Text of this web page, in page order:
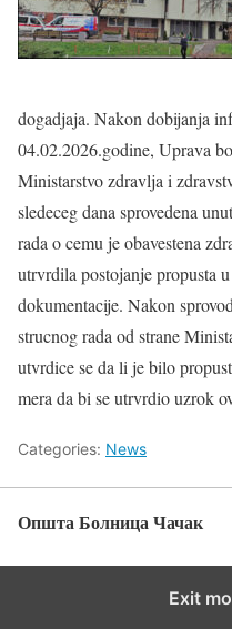
dogadjaja. Nakon dobijanja
04.02.2026.godine, Uprava
Ministarstvo zdravlja i
sledeceg dana sprovedena
rada o cemu je obavestena
utrvrdila postojanje propusta
dokumentacije. Nakon
strucnog rada od strane
utvrdice se da li je bilo
mera da bi se utrvrdio uzrok
Categories: News
Општа Болница Чачак
Exit